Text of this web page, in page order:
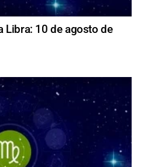
Libra: 10 de agosto de